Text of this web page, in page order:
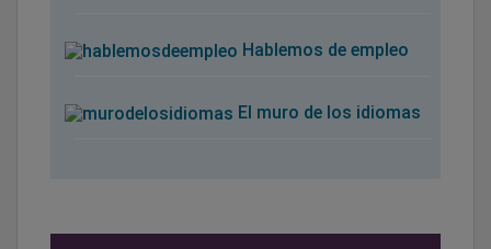
Hablemos de empleo
El muro de los idiomas